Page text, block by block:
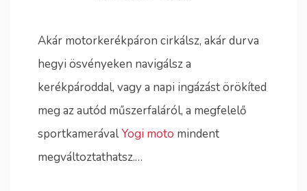
Akár motorkerékpáron cirkálsz, akár durva
hegyi ösvényeken navigálsz a
kerékpároddal, vagy a napi ingázást örökíted
meg az autód műszerfaláról, a megfelelő
sportkamerávalYogi moto mindent
megváltoztathatsz.…